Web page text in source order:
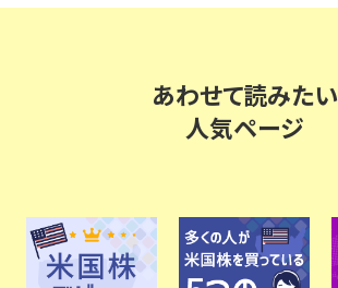
あわせて読みたい
人気ページ